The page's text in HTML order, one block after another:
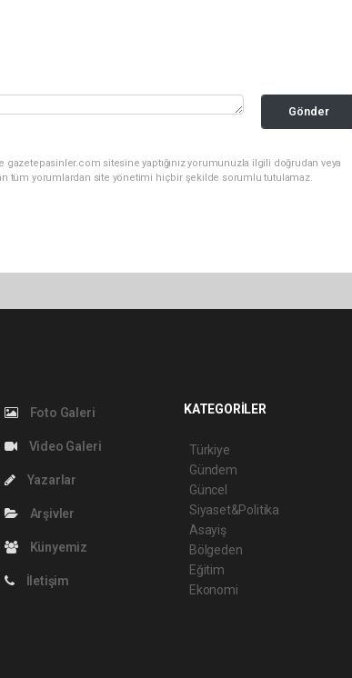
Gönder
gazetepasinler.com sitesine yaptığınız yorumunuzla ilgili doğrudan veya
tüm yorumlardan site yönetimi hiçbir şekilde sorumlu tutulamaz.
Foto Galeri
Video Galeri
Yazarlar
Arşivler
Künyemiz
İletişim
KATEGORİLER
Türkiye
Gündem
Güncel
Siyaset&Politika
Asayiş
Bölgeden
Eğitim
Ekonomi